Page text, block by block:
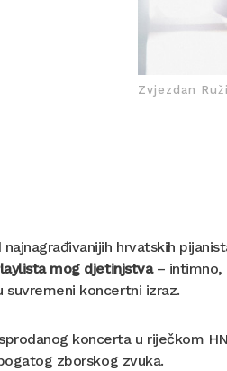
Zvjezdan
hrvatskih
mog djetinjstva– intimno,
suvremeni koncertni izraz.
koncerta u riječkom
zborskog zvuka.